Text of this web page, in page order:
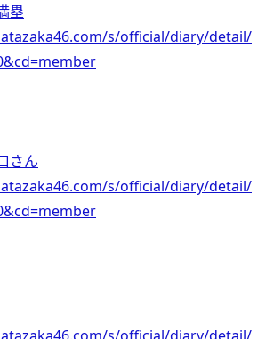
塁
s/official/diary/detail/
さん
s/official/diary/detail/
s/official/diary/detail/